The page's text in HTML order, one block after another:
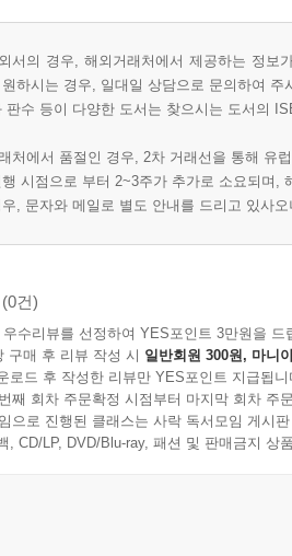
서의 경우, 해외거래처에서 제공하는 정
하시는 경우, 일대일 상담으로 문의하여 주
판수 등이 다양한 도서는 찾으시는 도서의
처에서 품절인 경우, 2차 거래선을 통해 유
시점으로 부터 2~3주가 추가로 소요되며,
, 문자와 메일로 별도 안내를 드리고 있사
(0건)
수리뷰를 선정하여 YES포인트 3만원을 드
구매 후 리뷰 작성 시 일반회원 300원, 마니
로드 후 작성한 리뷰만 YES포인트 지급됩니
째 회차 주문확정 시점부터 마지막 회차 주
으로 진행된 클래스는 사락 독서모임 게시
, CD/LP, DVD/Blu-ray, 패션 및 판매금지 상